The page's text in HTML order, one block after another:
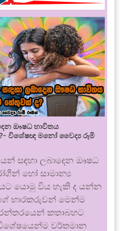
ඖෂධ භාවිතය
විශේෂඥ මනෝ වෛද්‍ය රූමි
සඳහා ලබාදෙන ඖෂධ
හෝ සාමාන්‍ය
යොමු විය හැකි ද යන්න
භාරකරුවන් මෙන්ම
කතාබහට
වර්තමාන